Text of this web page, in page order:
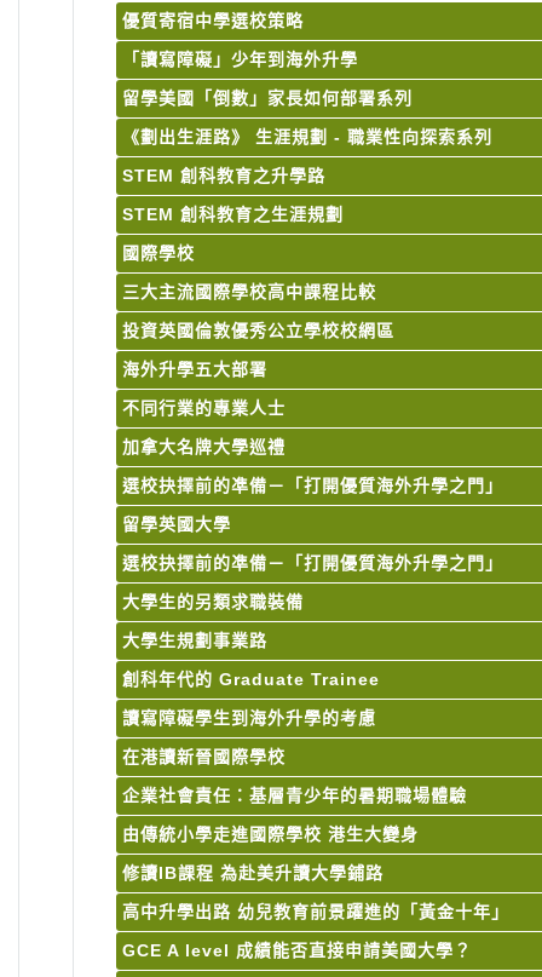
優質寄宿中學選校策略
「讀寫障礙」少年到海外升學
留學美國「倒數」家長如何部署系列
《劃出生涯路》 生涯規劃 - 職業性向探索系列
STEM 創科教育之升學路
STEM 創科教育之生涯規劃
國際學校
三大主流國際學校高中課程比較
投資英國倫敦優秀公立學校校網區
海外升學五大部署
不同行業的專業人士
加拿大名牌大學巡禮
選校抉擇前的凖備－「打開優質海外升學之門」
留學英國大學
選校抉擇前的凖備－「打開優質海外升學之門」
大學生的另類求職裝備
大學生規劃事業路
創科年代的 Graduate Trainee
讀寫障礙學生到海外升學的考慮
在港讀新晉國際學校
企業社會責任：基層青少年的暑期職場體驗
由傳統小學走進國際學校 港生大變身
修讀IB課程 為赴美升讀大學鋪路
高中升學出路 幼兒教育前景躍進的「黃金十年」
GCE A level 成績能否直接申請美國大學？